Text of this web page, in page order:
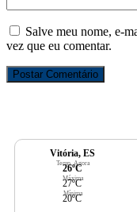
Salve meu nome, e-
vez que eu comentar.
Vitória, ES
Temp. Agora
26ºC
Máxima
27ºC
Mínima
20ºC